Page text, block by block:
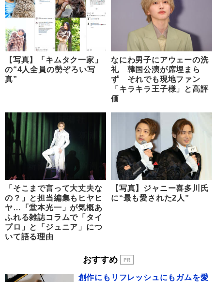
【写真】「キムタク一家」
の“4人全員の勢ぞろい写
真”
なにわ男子にアウェーの洗
礼 韓国公演が席埋まら
ず それでも現地ファン
「キラキラ王子様」と高評
価
「そこまで言って大丈夫な
の？」と担当編集もヒヤヒ
ヤ…「堂本光一」が気概あ
ふれる雑誌コラムで「タイ
プロ」と「ジュニア」につ
いて語る理由
【写真】ジャニー喜多川氏
に“最も愛された2人”
おすすめ
創作にもリフレッシュにもガムを愛